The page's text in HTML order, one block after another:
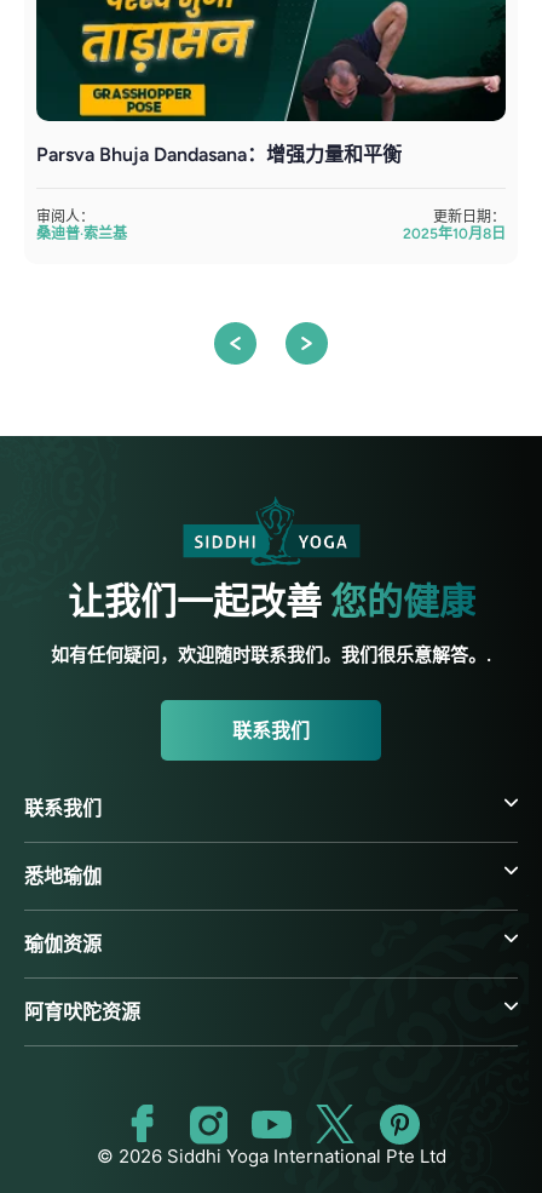
Parsva Bhuja Dandasana：增强力量和平衡
审阅人：
桑迪普·索兰基
更新日期：
2025年10月8日
让我们一起改善 您的健康
如有任何疑问，欢迎随时联系我们。我们很乐意解答。.
联系我们
联系我们
悉地瑜伽
瑜伽资源
阿育吠陀资源
© 2026 Siddhi Yoga International Pte Ltd